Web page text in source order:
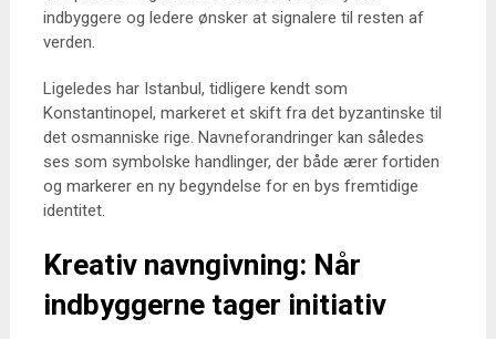
indbyggere og ledere ønsker at signalere til resten af
verden.
Ligeledes har Istanbul, tidligere kendt som
Konstantinopel, markeret et skift fra det byzantinske til
det osmanniske rige. Navneforandringer kan således
ses som symbolske handlinger, der både ærer fortiden
og markerer en ny begyndelse for en bys fremtidige
identitet.
Kreativ navngivning: Når
indbyggerne tager initiativ